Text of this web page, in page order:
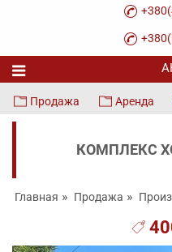
Продажа Аренда
КОМПЛЕКС
Главная Продажа